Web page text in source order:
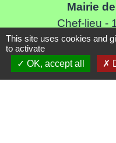
Mairie
Chef-lieu -
73700 Les
+33
This site uses cookies and
to activate
OK, accept all